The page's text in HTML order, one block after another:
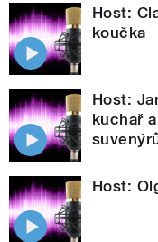
Host:
koučka
Host:
kuchař
Host: